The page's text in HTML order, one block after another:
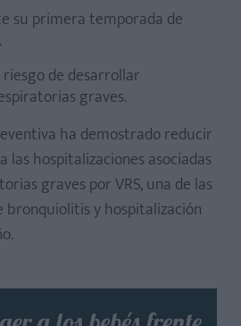
su primera temporada de
de desarrollar
graves.
ha demostrado reducir
hospitalizaciones asociadas
graves por VRS, una de las
bronquiolitis y hospitalización